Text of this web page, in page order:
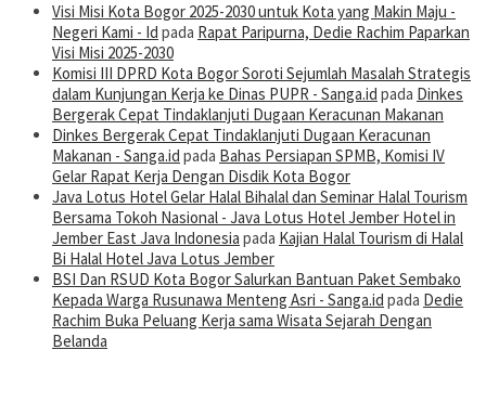
Visi Misi Kota Bogor 2025-2030 untuk Kota yang Makin Maju -
Negeri Kami - Id pada Rapat Paripurna, Dedie Rachim Paparkan
Visi Misi 2025-2030
Komisi III DPRD Kota Bogor Soroti Sejumlah Masalah Strategis
dalam Kunjungan Kerja ke Dinas PUPR - Sanga.id pada Dinkes
Bergerak Cepat Tindaklanjuti Dugaan Keracunan Makanan
Dinkes Bergerak Cepat Tindaklanjuti Dugaan Keracunan
Makanan - Sanga.id pada Bahas Persiapan SPMB, Komisi IV
Gelar Rapat Kerja Dengan Disdik Kota Bogor
Java Lotus Hotel Gelar Halal Bihalal dan Seminar Halal Tourism
Bersama Tokoh Nasional - Java Lotus Hotel Jember Hotel in
Jember East Java Indonesia pada Kajian Halal Tourism di Halal
Bi Halal Hotel Java Lotus Jember
BSI Dan RSUD Kota Bogor Salurkan Bantuan Paket Sembako
Kepada Warga Rusunawa Menteng Asri - Sanga.id pada Dedie
Rachim Buka Peluang Kerja sama Wisata Sejarah Dengan
Belanda